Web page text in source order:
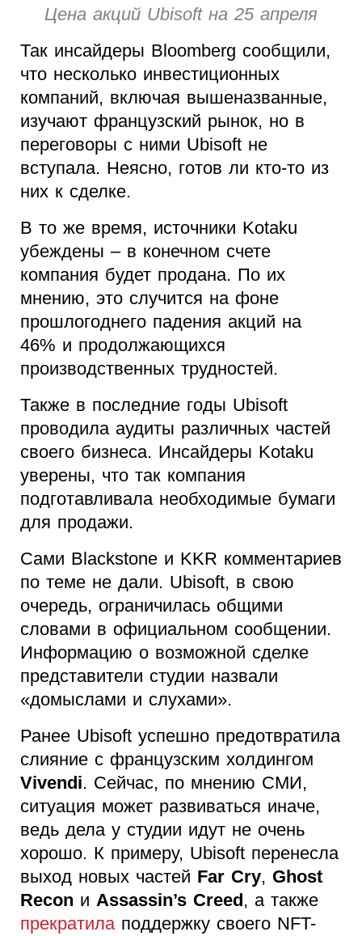
Цена акций Ubisoft на 25 апреля
Так инсайдеры Bloomberg сообщили,
что несколько инвестиционных
компаний, включая вышеназванные,
изучают французский рынок, но в
переговоры с ними Ubisoft не
вступала. Неясно, готов ли кто-то из
них к сделке.
В то же время, источники Kotaku
убеждены – в конечном счете
компания будет продана. По их
мнению, это случится на фоне
прошлогоднего падения акций на
46% и продолжающихся
производственных трудностей.
Также в последние годы Ubisoft
проводила аудиты различных частей
своего бизнеса. Инсайдеры Kotaku
уверены, что так компания
подготавливала необходимые бумаги
для продажи.
Сами Blackstone и KKR комментариев
по теме не дали. Ubisoft, в свою
очередь, ограничилась общими
словами в официальном сообщении.
Информацию о возможной сделке
представители студии назвали
«домыслами и слухами».
Ранее Ubisoft успешно предотвратила
слияние с французским холдингом
Vivendi. Сейчас, по мнению СМИ,
ситуация может развиваться иначе,
ведь дела у студии идут не очень
хорошо. К примеру, Ubisoft перенесла
выход новых частей Far Cry, Ghost
Recon и Assassin’s Creed, а также
прекратилаподдержку своего NFT-